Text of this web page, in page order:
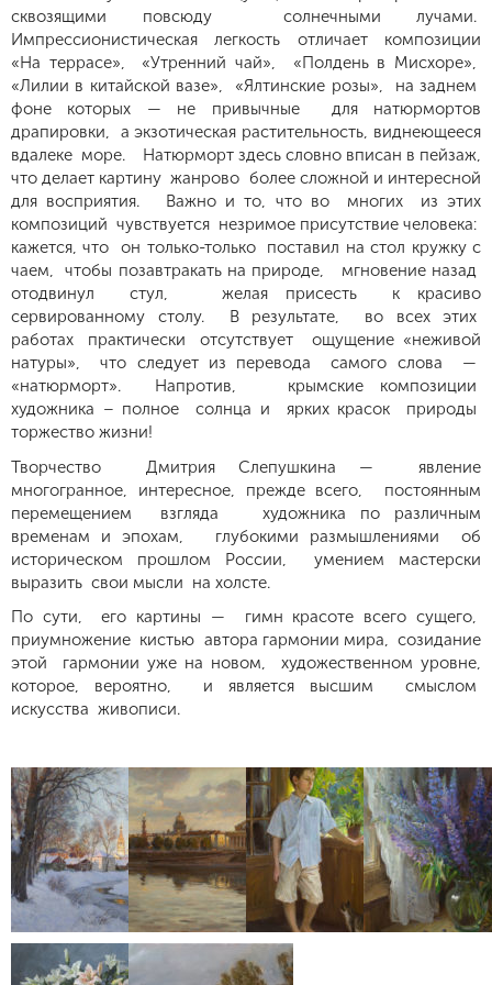
сквозящими повсюду солнечными лучами.
Импрессионистическая легкость отличает композиции
«На террасе», «Утренний чай», «Полдень в Мисхоре»,
«Лилии в китайской вазе», «Ялтинские розы», на заднем
фоне которых — не привычные для натюрмортов
драпировки, а экзотическая растительность, виднеющееся
вдалеке море. Натюрморт здесь словно вписан в пейзаж,
что делает картину жанрово более сложной и интересной
для восприятия. Важно и то, что во многих из этих
композиций чувствуется незримое присутствие человека:
кажется, что он только-только поставил на стол кружку с
чаем, чтобы позавтракать на природе, мгновение назад
отодвинул стул, желая присесть к красиво
сервированному столу. В результате, во всех этих
работах практически отсутствует ощущение «неживой
натуры», что следует из перевода самого слова —
«натюрморт». Напротив, крымские композиции
художника – полное солнца и ярких красок природы
торжество жизни!
Творчество Дмитрия Слепушкина — явление
многогранное, интересное, прежде всего, постоянным
перемещением взгляда художника по различным
временам и эпохам, глубокими размышлениями об
историческом прошлом России, умением мастерски
выразить свои мысли на холсте.
По сути, его картины — гимн красоте всего сущего,
приумножение кистью автора гармонии мира, созидание
этой гармонии уже на новом, художественном уровне,
которое, вероятно, и является высшим смыслом
искусства живописи.